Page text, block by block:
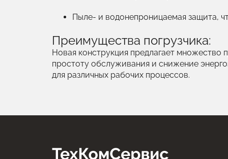
Пыле- и водонепроницаемая защита,
Преимущества погрузчика:
Новая конструкция предлагает
простоту обслуживания и снижение
для различных рабочих процессов.